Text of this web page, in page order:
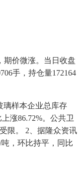
价微涨。当日收盘
手，持仓量172164
样本企业总库存
涨86.72%。公共卫
限。 2、据隆众资讯
，环比持平，同比